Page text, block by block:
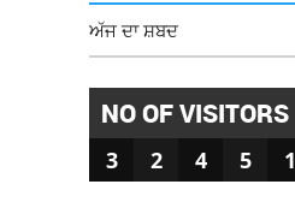
ਅੱਜ ਦਾ ਸ਼ਬਦ
NO OF VISITORS
3 2 4 5 1